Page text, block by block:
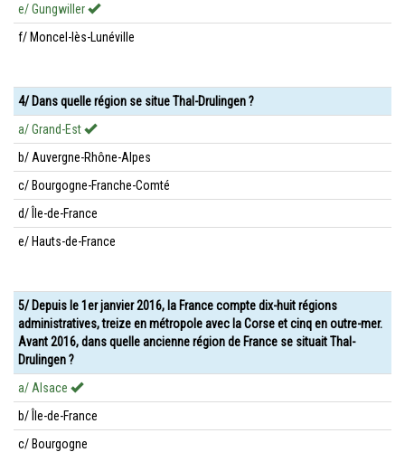
e/ Gungwiller
f/ Moncel-lès-Lunéville
4/ Dans quelle région se situe Thal-Drulingen ?
a/ Grand-Est
b/ Auvergne-Rhône-Alpes
c/ Bourgogne-Franche-Comté
d/ Île-de-France
e/ Hauts-de-France
5/ Depuis le 1er janvier 2016, la France compte dix-huit régions
administratives, treize en métropole avec la Corse et cinq en outre-mer.
Avant 2016, dans quelle ancienne région de France se situait Thal-
Drulingen ?
a/ Alsace
b/ Île-de-France
c/ Bourgogne